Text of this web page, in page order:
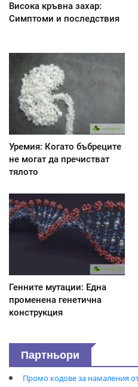
Висока кръвна захар:
Симптоми и последствия
Уремия: Когато бъбреците
не могат да пречистват
тялото
Генните мутации: Една
променена генетична
конструкция
Партньори
Промо кодове за намаления